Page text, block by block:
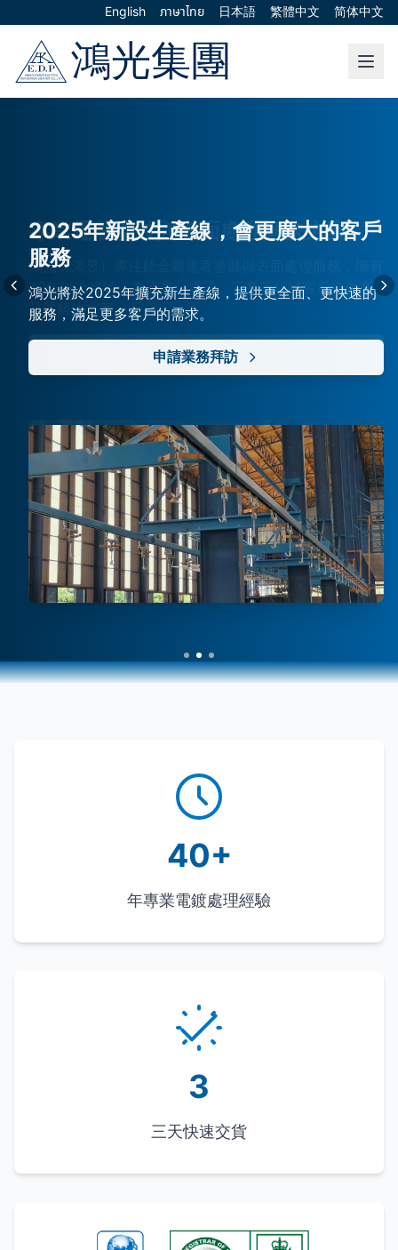
English ภาษาไทย 日本語 繁體中文 简体中文
專業電著塗裝與表面處理解決方案
鴻光（鴻昱）專注於金屬電著塗裝與表面處理服務，擁有
40年以上經驗，為汽車、電子、工業等領域客戶提供高
品質解決方案。
索取報價
2025年新設生產線，會更廣大的客戶
服務
鴻光將於2025年擴充新生產線，提供更全面、更快速的
服務，滿足更多客戶的需求。
申請業務拜訪
成功案例
展現歷年來我們服務的優質客戶群，為各產業提供專業電
著塗裝解決方案。
40+
年專業電鍍處理經驗
3
三天快速交貨